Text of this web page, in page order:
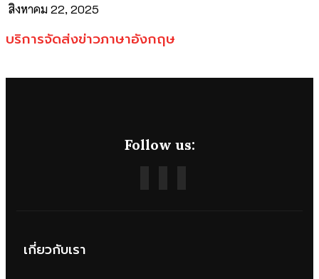
สิงหาคม 22, 2025
บริการจัดส่งข่าวภาษาอังกฤษ
Follow us:
เกี่ยวกับเรา